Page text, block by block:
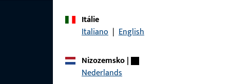
Itálie
Italiano | English
Nizozemsko|
Nederlands